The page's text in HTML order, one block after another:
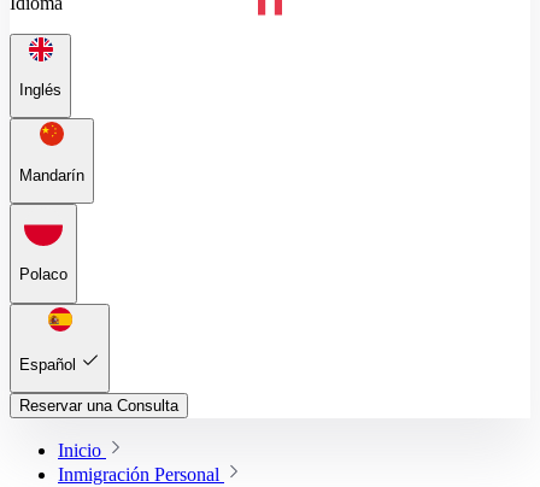
Inglés
Mandarín
Polaco
Español
Reservar una Consulta
Inicio
Inmigración Personal